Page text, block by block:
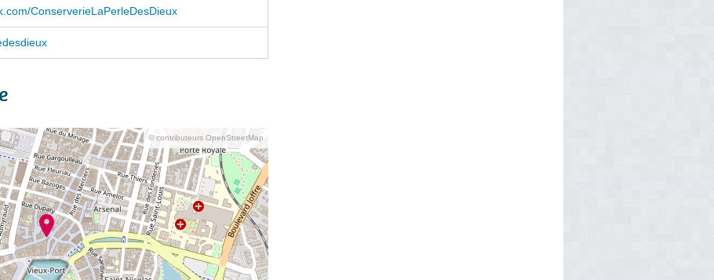
ConserverieLaPerleDesDieux
© contributeurs OpenStreetMap